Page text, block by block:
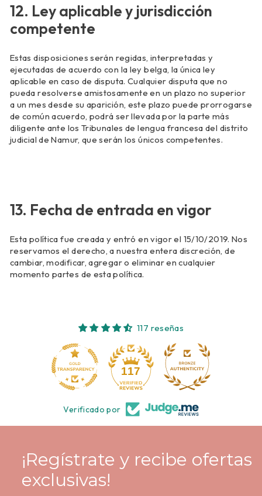
12. Ley aplicable y jurisdicción
competente
Estas disposiciones serán regidas, interpretadas y
ejecutadas de acuerdo con la ley belga, la única ley
aplicable en caso de disputa. Cualquier disputa que no
pueda resolverse amistosamente en un plazo no superior
a un mes desde su aparición, este plazo puede prorrogarse
de común acuerdo, podrá ser llevada por la parte más
diligente ante los Tribunales de lengua francesa del distrito
judicial de Namur, que serán los únicos competentes.
13. Fecha de entrada en vigor
Esta política fue creada y entró en vigor el 15/10/2019. Nos
reservamos el derecho, a nuestra entera discreción, de
cambiar, modificar, agregar o eliminar en cualquier
momento partes de esta política.
117 reseñas
117 10
Verificado por
¡Regístrate y recibe ofertas
exclusivas!